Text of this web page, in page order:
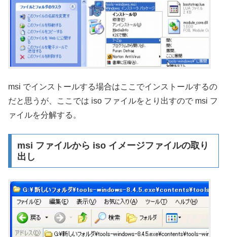
msi でインストールする場合はここでインストールするの
だと思うが、ここでは iso ファイルをとり出すので msi フ
ァイルを分解する。
msi ファイルから iso イメージファイルの取り
出し